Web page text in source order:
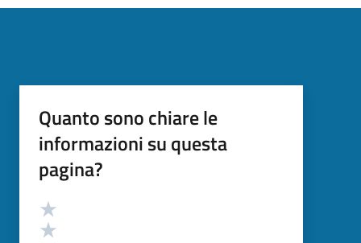
Quanto sono chiare le
informazioni su questa
pagina?
Valutazione